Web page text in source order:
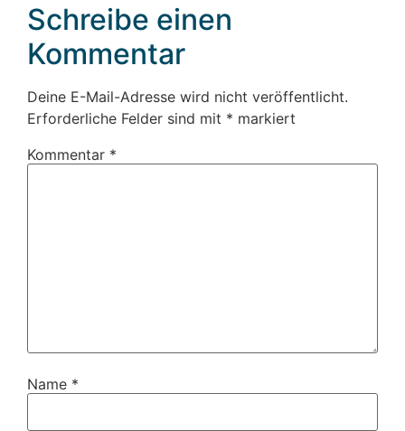
Schreibe einen
Kommentar
Deine E-Mail-Adresse wird nicht veröffentlicht.
Erforderliche Felder sind mit * markiert
Kommentar *
Name *